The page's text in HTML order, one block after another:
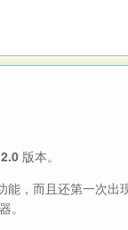
2.0 版本。
能，而且还第一次出
。